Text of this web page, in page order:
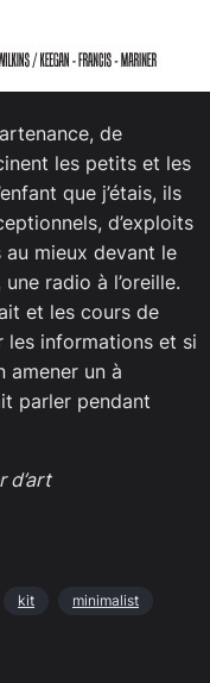
de
les petits et les
que j’étais, ils
d’exploits
mieux devant le
radio à l’oreille.
et les cours de
les informations et si
amener un à
parler pendant
d’art
kit minimalist